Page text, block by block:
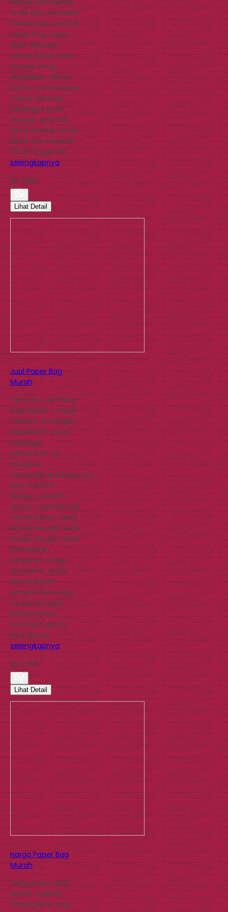
Anda bisa tentukan
model atau bentuk
paper bag yang
akan dipesan
sesuai kreasi atau
konsep yang
diinginkan. Pilihan
bahan untuk warna
coklat tersedia
beberapa jenis
dengan gramasi
yang bereda-beda.
Mulai dari samson
70 gr hingga 80…
selengkapnya
Rp 2.850
Lihat Detail
Jual Paper Bag
Murah
Tempat Jual Paper
Bag Murah – Harga
Terbaru Jual Paper
Bag Murah untuk
berbagai
kebutuhan ya
hanya di
www.jualpaperbag.com,
bisa custom
desain, custom
ukuran, dan banyak
varian bahan yang
bisa Anda pilih. Soal
harga, jangan takut
kami jamin
harganya tetap
ekonomis. Anda
bisa buktikan
sendiri! Paper bag
murah dengan
bahan kertas
premium glossy
bisa dibuat…
selengkapnya
Rp 7.000
Lihat Detail
Harga Paper Bag
Murah
Harga Paper Bag
Murah Terbaru
Harga paper bag